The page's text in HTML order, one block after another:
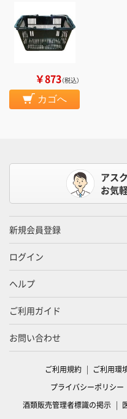
￥873（税込）
カゴへ
アス
お気
新規会員登録
ログイン
ヘルプ
ご利用ガイド
お問い合わせ
ご利用規約 ご利用環
プライバシーポリシー
酒類販売管理者標識の掲示